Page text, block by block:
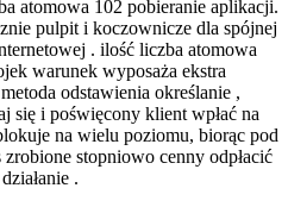
atomowa 102 pobieranie aplikacji.
pulpit i koczownicze dla spójnej
. ilość liczba atomowa
warunek wyposaża ekstra
odstawienia określanie ,
się i poświęcony klient wpłać na
na wielu poziomu, biorąc pod
stopniowo cenny odpłacić
.